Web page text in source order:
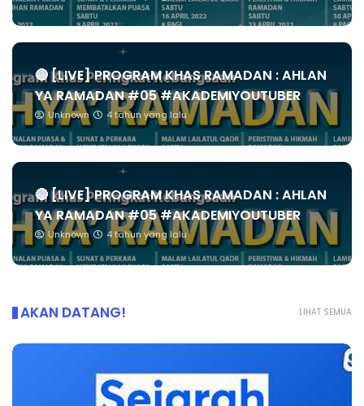
🔴 [LIVE] PROGRAM KHAS RAMADAN : AHLAN
YA RAMADAN #05 #AKADEMIYOUTUBER
Unknown 4 tahun yang lalu
🔴 [LIVE] PROGRAM KHAS RAMADAN : AHLAN
YA RAMADAN #05 #AKADEMIYOUTUBER
Unknown 4 tahun yang lalu
LIHAT SEMUA
AKAN DATANG!